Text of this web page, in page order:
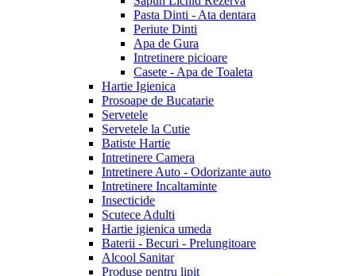
Pasta Dinti - Ata dentara
Periute Dinti
Apa de Gura
Intretinere picioare
Casete - Apa de Toaleta
Hartie Igienica
Prosoape de Bucatarie
Servetele
Servetele la Cutie
Batiste Hartie
Intretinere Camera
Intretinere Auto - Odorizante auto
Intretinere Incaltaminte
Insecticide
Scutece Adulti
Hartie igienica umeda
Baterii - Becuri - Prelungitoare
Alcool Sanitar
Produse pentru lipit